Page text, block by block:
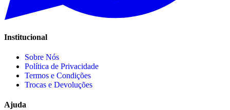
Institucional
Sobre Nós
Política de Privacidade
Termos e Condições
Trocas e Devoluções
Ajuda